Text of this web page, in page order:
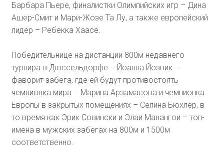
Барбара Пьере, финалистки Олимпийских игр – Дина
Ашер-Смит и Мари-Жозе Та Лу, а также европейский
лидер – Ребекка Хаасе.
Победительнице на дистанции 800м недавнего
турнира в Дюссельдорфе – Йоанна Йозвик –
фаворит забега, где ей будут противостоять
чемпионка мира – Марина Арзамасова и чемпионка
Европы в закрытых помещениях – Селина Бюхлер, в
то время как Эрик Совински и Элаи Манангои – топ-
имена в мужских забегах на 800м и 1500м
соответственно.